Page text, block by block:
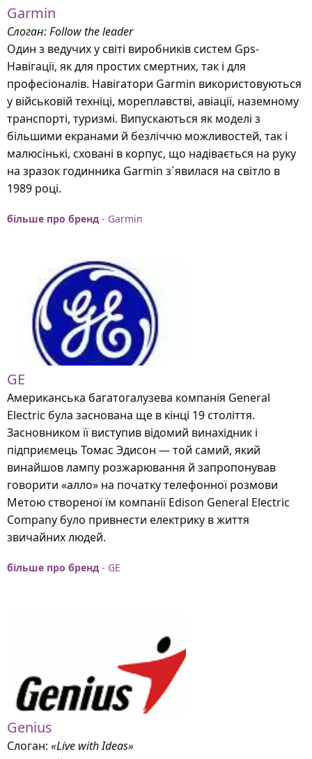
Garmin
Слоган: Follow the leader
Один з ведучих у світі виробників систем Gps-
Навігації, як для простих смертних, так і для
професіоналів. Навігатори Garmin використовуються
у військовій техніці, мореплавстві, авіації, наземному
транспорті, туризмі. Випускаються як моделі з
більшими екранами й безліччю можливостей, так і
малюсінькі, сховані в корпус, що надівається на руку
на зразок годинника Garmin з`явилася на світло в
1989 році.
більше про бренд - Garmin
GE
Американська багатогалузева компанія General
Electric була заснована ще в кінці 19 століття.
Засновником її виступив відомий винахідник і
підприємець Томас Эдисон — той самий, який
винайшов лампу розжарювання й запропонував
говорити «алло» на початку телефонної розмови
Метою створеної їм компанії Edison General Electric
Company було привнести електрику в життя
звичайних людей.
більше про бренд - GE
Genius
Слоган: «Live with Ideas»